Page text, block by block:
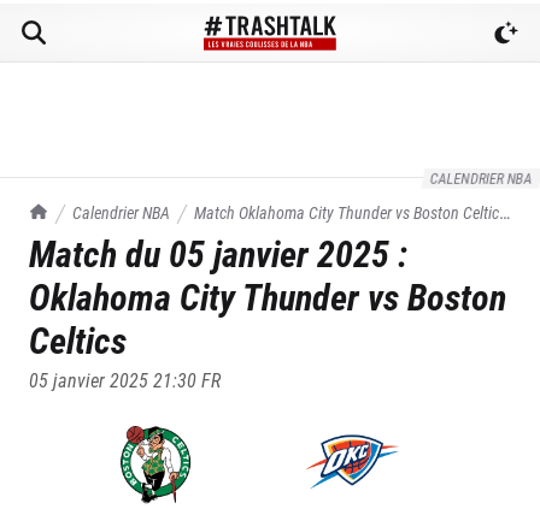
CALENDRIER NBA
TrashTalk Actu NBA
Calendrier NBA Match Oklahoma City ThundervsBoston Celtics
du 05/01/2025
Match du 05 janvier 2025:
Oklahoma City ThundervsBoston
Celtics
05 janvier 2025 21:30FR